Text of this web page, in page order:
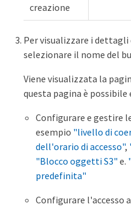
creazione
Per visualizzare i dettagli
selezionare il nome del
Viene visualizzata la
questa pagina è
Configurare e gestire
esempio "livello di
dell'orario di accesso",
"Blocco oggetti S3" e.
predefinita"
Configurare l'accesso